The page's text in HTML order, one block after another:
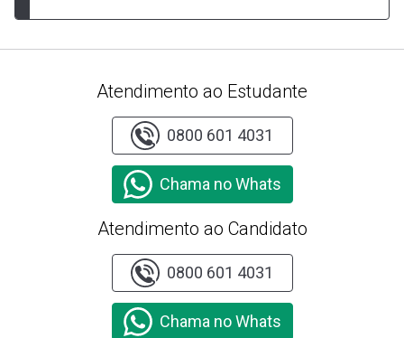
Atendimento ao Estudante
0800 601 4031
Chama no Whats
Atendimento ao Candidato
0800 601 4031
Chama no Whats